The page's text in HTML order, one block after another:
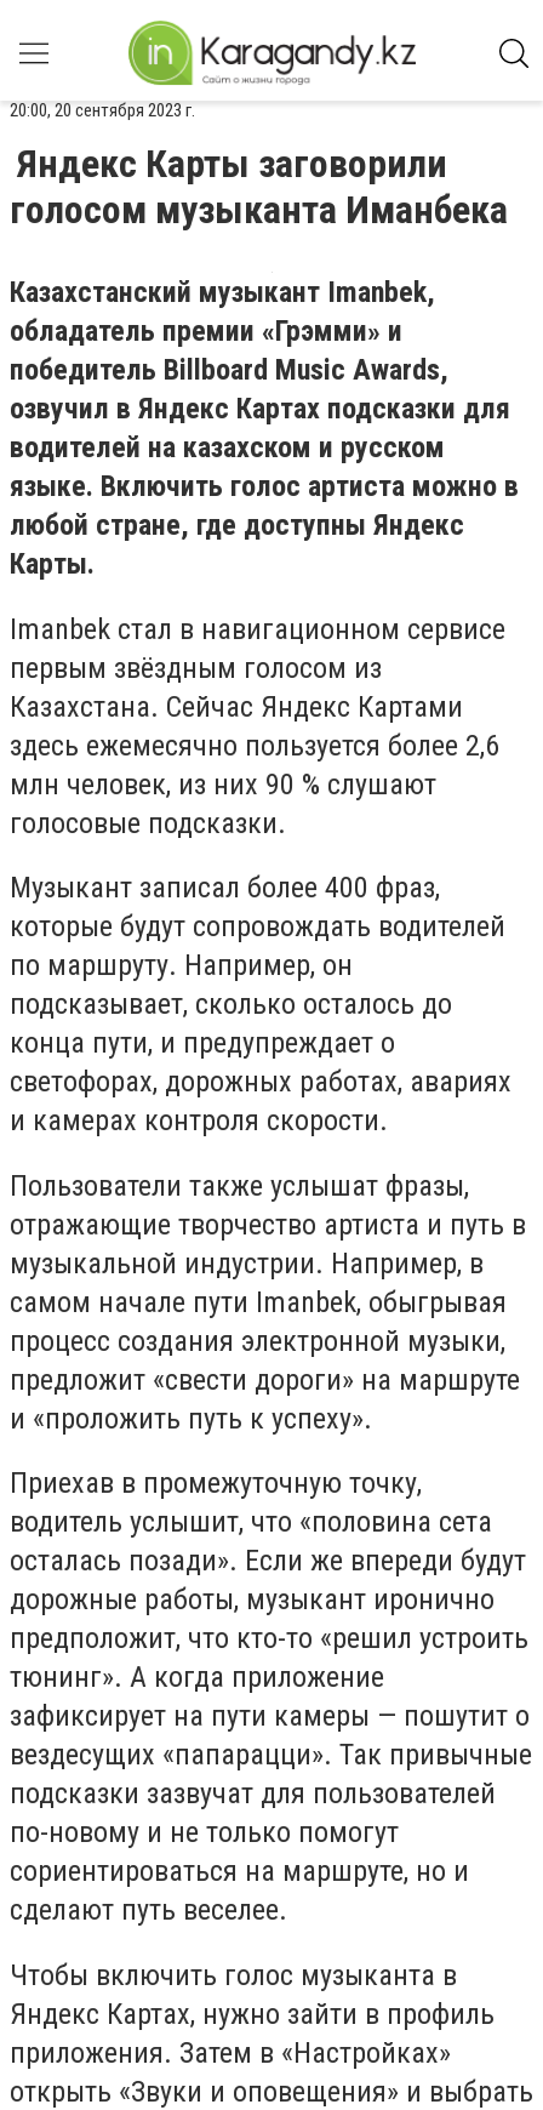
20:00, 20 сентября 2023 г.
Яндекс Карты заговорили
голосом музыканта Иманбека
Казахстанский музыкант Imanbek,
обладатель премии «Грэмми» и
победитель Billboard Music Awards,
озвучил в Яндекс Картах подсказки для
водителей на казахском и русском
языке. Включить голос артиста можно в
любой стране, где доступны Яндекс
Карты.
Imanbek стал в навигационном сервисе
первым звёздным голосом из
Казахстана. Сейчас Яндекс Картами
здесь ежемесячно пользуется более 2,6
млн человек, из них 90 % слушают
голосовые подсказки.
Музыкант записал более 400 фраз,
которые будут сопровождать водителей
по маршруту. Например, он
подсказывает, сколько осталось до
конца пути, и предупреждает о
светофорах, дорожных работах, авариях
и камерах контроля скорости.
Пользователи также услышат фразы,
отражающие творчество артиста и путь в
музыкальной индустрии. Например, в
самом начале пути Imanbek, обыгрывая
процесс создания электронной музыки,
предложит «свести дороги» на маршруте
и «проложить путь к успеху».
Приехав в промежуточную точку,
водитель услышит, что «половина сета
осталась позади». Если же впереди будут
дорожные работы, музыкант иронично
предположит, что кто-то «решил устроить
тюнинг». А когда приложение
зафиксирует на пути камеры — пошутит о
вездесущих «папарацци». Так привычные
подсказки зазвучат для пользователей
по-новому и не только помогут
сориентироваться на маршруте, но и
сделают путь веселее.
Чтобы включить голос музыканта в
Яндекс Картах, нужно зайти в профиль
приложения. Затем в «Настройках»
открыть «Звуки и оповещения» и выбрать